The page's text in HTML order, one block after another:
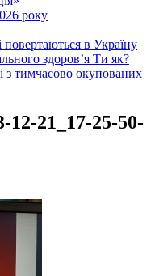
року
в Україну
здоров’я Ти як?
з тимчасово окупованих
12-21_17-25-50-